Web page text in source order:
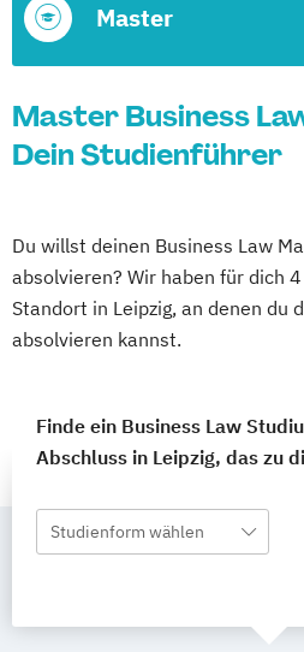
Master
Master Business
Dein Studienführer
Du willst deinen Business Law
absolvieren? Wir haben für dich
Standort in Leipzig, an denen du
absolvieren kannst.
Finde ein Business Law
Abschluss in Leipzig, das zu
Studienform wählen